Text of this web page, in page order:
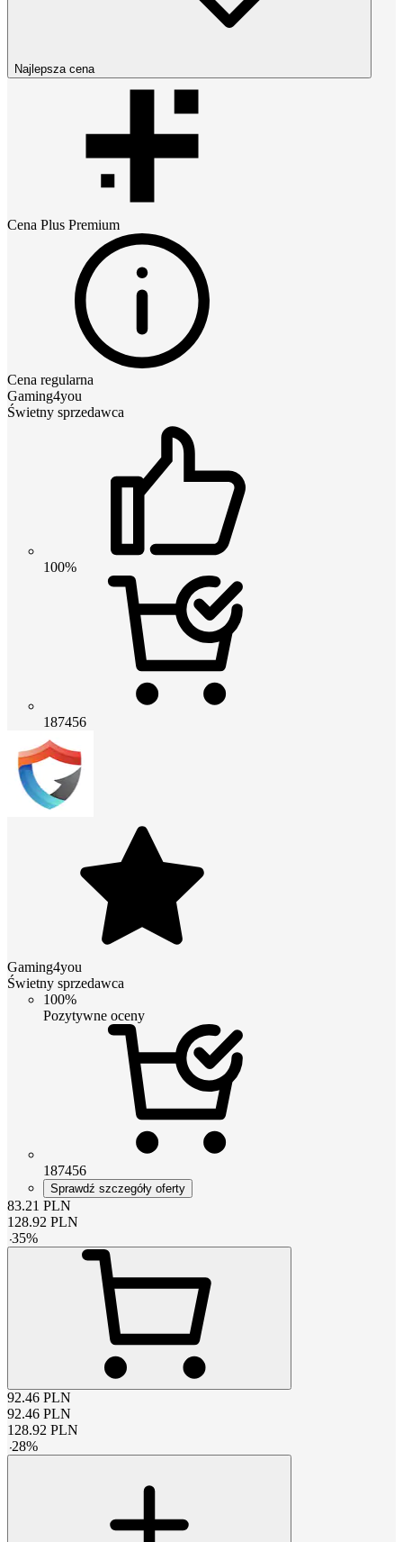
Najlepsza cena
Cena Plus Premium
Cena regularna
Gaming4you
Świetny sprzedawca
100%
187456
Gaming4you
Świetny sprzedawca
100%
Pozytywne oceny
187456
Sprawdź szczegóły oferty
83.21 PLN
128.92 PLN
-35%
92.46 PLN
92.46 PLN
128.92 PLN
-28%